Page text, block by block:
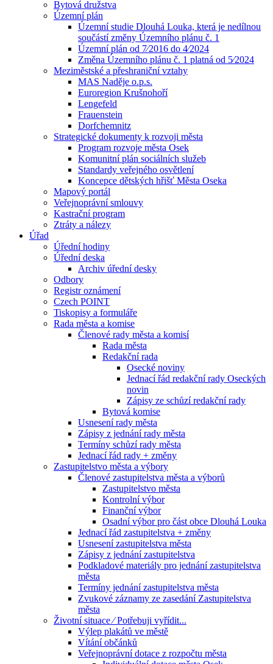
Bytová družstva
Územní plán
Územní studie Dlouhá Louka, která je nedílnou
součástí změny Územního plánu č. 1
Územní plán od 7⁄2016 do 4⁄2024
Změna Územního plánu č. 1 platná od 5⁄2024
Meziměstské a přeshraniční vztahy
MAS Naděje o.p.s.
Euroregion Krušnohoří
Lengefeld
Frauenstein
Dorfchemnitz
Strategické dokumenty k rozvoji města
Program rozvoje města Osek
Komunitní plán sociálních služeb
Standardy veřejného osvětlení
Koncepce dětských hřišť Města Oseka
Mapový portál
Veřejnoprávní smlouvy
Kastrační program
Ztráty a nálezy
Úřad
Úřední hodiny
Úřední deska
Archiv úřední desky
Odbory
Registr oznámení
Czech POINT
Tiskopisy a formuláře
Rada města a komise
Členové rady města a komisí
Rada města
Redakční rada
Osecké noviny
Jednací řád redakční rady Oseckých
novin
Zápisy ze schůzí redakční rady
Bytová komise
Usnesení rady města
Zápisy z jednání rady města
Termíny schůzí rady města
Jednací řád rady + změny
Zastupitelstvo města a výbory
Členové zastupitelstva města a výborů
Zastupitelstvo města
Kontrolní výbor
Finanční výbor
Osadní výbor pro část obce Dlouhá Louka
Jednací řád zastupitelstva + změny
Usnesení zastupitelstva města
Zápisy z jednání zastupitelstva
Podkladové materiály pro jednání zastupitelstva
města
Termíny jednání zastupitelstva města
Zvukové záznamy ze zasedání Zastupitelstva
města
Životní situace ⁄ Potřebuji vyřídit...
Výlep plakátů ve městě
Vítání občánků
Veřejnoprávní dotace z rozpočtu města